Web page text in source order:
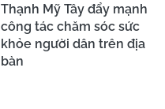
Thạnh Mỹ Tây đẩy mạnh
công tác chăm sóc sức
khỏe người dân trên địa
bàn